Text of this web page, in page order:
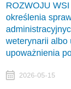
ROZWOJU
określenia
weterynarii albo
upoważnienia
2026-05-15